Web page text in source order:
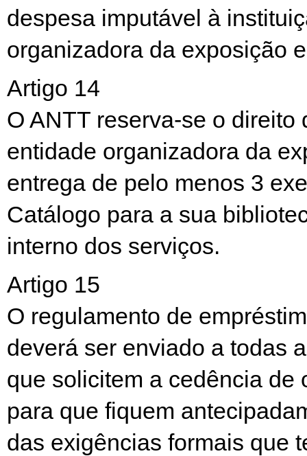
despesa imputável à
organizadora da exposição
Artigo 14
O ANTT reserva-se o direito
entidade organizadora da
entrega de pelo menos 3
Catálogo para a sua
interno dos serviços.
Artigo 15
O regulamento de
deverá ser enviado a todas
que solicitem a cedência de
para que fiquem
das exigências formais que